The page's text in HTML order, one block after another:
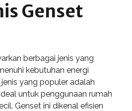
Genset
berbagai jenis yang
kebutuhan energi
yang populer adalah
untuk penggunaan rumah
Genset ini dikenal efisien